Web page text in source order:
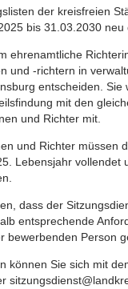
der kreisfreien
bis 31.03.2030 neu
ehrenamtliche
und -richtern in
entscheiden.
mit den
und Richter mit.
und Richter müssen
Lebensjahr vollendet
dass der
entsprechende
bewerbenden Person
können Sie sich mit